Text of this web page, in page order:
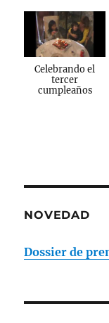
Celebrando el
tercer
cumpleaños
NOVEDAD
Dossier de